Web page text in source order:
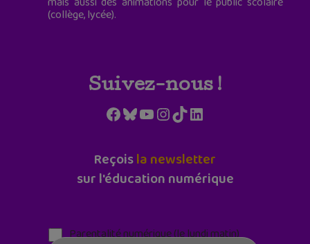
(collège, lycée).
Suivez-nous !
Facebook
Bluesky
YouTube
Instagram
TikTokLinkedIn
Reçoisla newsletter
sur l'éducation numérique
Parentalité numérique (le lundi matin)